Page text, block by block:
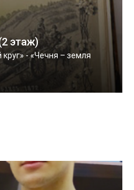
этаж)
- «Чечня – земля